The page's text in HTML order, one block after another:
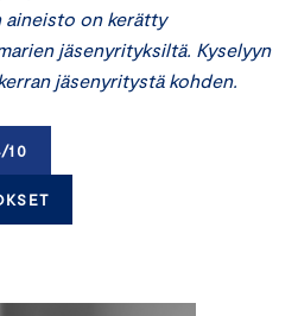
aineisto on kerätty
jäsenyrityksiltä. Kyselyyn
jäsenyritystä kohden.
10